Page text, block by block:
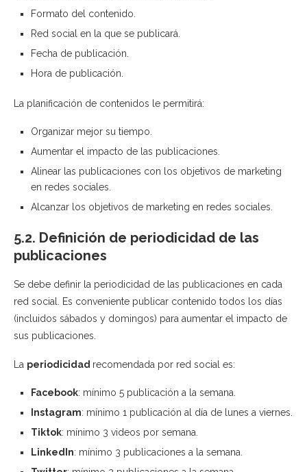
Formato del contenido.
Red social en la que se publicará.
Fecha de publicación.
Hora de publicación.
La planificación de contenidos le permitirá:
Organizar mejor su tiempo.
Aumentar el impacto de las publicaciones.
Alinear las publicaciones con los objetivos de marketing
en redes sociales.
Alcanzar los objetivos de marketing en redes sociales.
5.2. Definición de periodicidad de las
publicaciones
Se debe definir la periodicidad de las publicaciones en cada
red social. Es conveniente publicar contenido todos los días
(incluidos sábados y domingos) para aumentar el impacto de
sus publicaciones.
La periodicidad recomendada por red social es:
Facebook: mínimo 5 publicación a la semana.
Instagram: mínimo 1 publicación al día de lunes a viernes.
Tiktok: mínimo 3 videos por semana.
LinkedIn: mínimo 3 publicaciones a la semana.